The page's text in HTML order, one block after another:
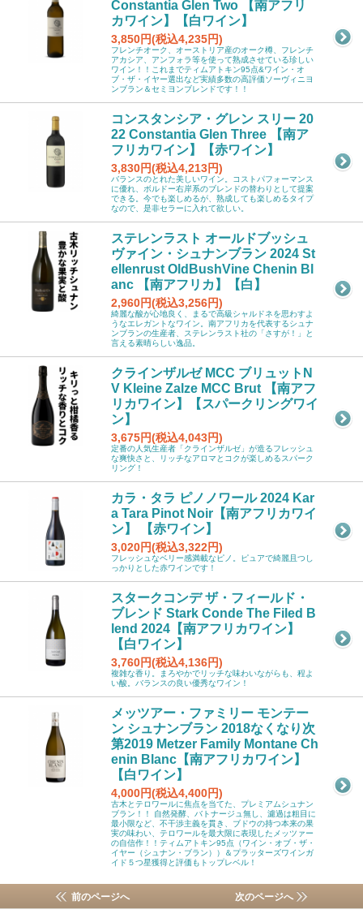
Constantia Glen Two 【南アフリ
カワイン】【白ワイン】
3,850円(税込4,235円)
フレンチオーク、オーストリア産のオーク樽、フレンチ
アカシア、アンフォラ等を使って熟成させている珍しい
ワイン！！これまでティムアトキン95点&ワイン・オ
ブ・ザ・イヤー選出など実績多数の高評価ソーヴィニヨ
ンブラン＆セミヨンブレンドです！！
コンスタンシア・グレン スリー 20
22 Constantia Glen Three 【南ア
フリカワイン】【赤ワイン】
3,830円(税込4,213円)
バランスのとれた美しいワイン。コストパフォーマンス
に優れ、ボルドー右岸系のブレンドの替わりとして提案
できる。今でも楽しめるが、熟成しても楽しめるタイプ
なので、是非セラーに入れて欲しい。
ステレンラスト オールドブッシュ
ヴァイン・シュナンブラン 2024 St
ellenrust OldBushVine Chenin Bl
anc 【南アフリカ】【白】
2,960円(税込3,256円)
綺麗な酸が心地良く、まるで高級シャルドネを思わすよ
うなエレガントなワイン。南アフリカを代表するシュナ
ンブランの生産者、ステレンラスト社の「さすが！」と
言える素晴らしい逸品。
クラインザルゼ MCC ブリュットN
V Kleine Zalze MCC Brut 【南アフ
リカワイン】【スパークリングワイ
ン】
3,675円(税込4,043円)
定番の人気生産者「クラインザルゼ」が造るフレッシュ
な爽快さと、リッチなアロマとコクが楽しめるスパーク
リング！
カラ・タラ ピノノワール 2024 Kar
a Tara Pinot Noir【南アフリカワイ
ン】 【赤ワイン】
3,020円(税込3,322円)
フレッシュなベリー感満載なピノ。ピュアで綺麗且つし
っかりとした赤ワインです！
スタークコンデ ザ・フィールド・
ブレンド Stark Conde The Filed B
lend 2024【南アフリカワイン】
【白ワイン】
3,760円(税込4,136円)
複雑な香り。まろやかでリッチな味わいながらも、程よ
い酸。バランスの良い優秀なワイン！
メッツアー・ファミリー モンテー
ン シュナンブラン 2018なくなり次
第2019 Metzer Family Montane Ch
enin Blanc【南アフリカワイン】
【白ワイン】
4,000円(税込4,400円)
古木とテロワールに焦点を当てた、プレミアムシュナン
ブラン！！ 自然発酵、バトナージュ無し、濾過は粗目に
最小限など、不干渉主義を貫き、ブドウの持つ本来の果
実の味わい、テロワールを最大限に表現したメッツァー
の自信作！！ティムアトキン95点（ワイン・オブ・ザ・
イヤー（シュナン・ブラン））＆プラッターズワインガ
イド５つ星獲得と評価もトップレベル！
前のページへ 次のページへ